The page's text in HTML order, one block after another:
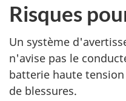
Risques
Un système
n'avise pas le
batterie haute
de blessures.